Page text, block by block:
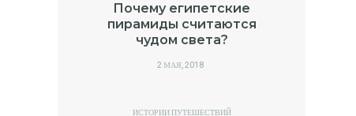
Почему египетские
пирамиды считаются
чудом света?
POSTED
2 МАЯ, 2018
ИСТОРИИ ПУТЕШЕСТВИЙ